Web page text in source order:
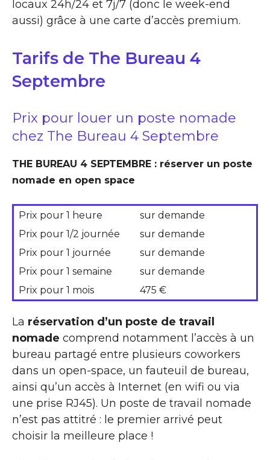
locaux 24h/24 et 7j/7 (donc le week-end
aussi) grâce à une carte d’accès premium.
Tarifs de The Bureau 4
Septembre
Prix pour louer un poste nomade
chez The Bureau 4 Septembre
THE BUREAU 4 SEPTEMBRE : réserver un poste
nomade en open space
Prix pour 1 heure
sur demande
Prix pour 1/2 journée
sur demande
Prix pour 1 journée
sur demande
Prix pour 1 semaine
sur demande
Prix pour 1 mois
475 €
La réservation d’un poste de travail
nomade comprend notamment l’accès à un
bureau partagé entre plusieurs coworkers
dans un open-space, un fauteuil de bureau,
ainsi qu’un accès à Internet (en wifi ou via
une prise RJ45). Un poste de travail nomade
n’est pas attitré : le premier arrivé peut
choisir la meilleure place !